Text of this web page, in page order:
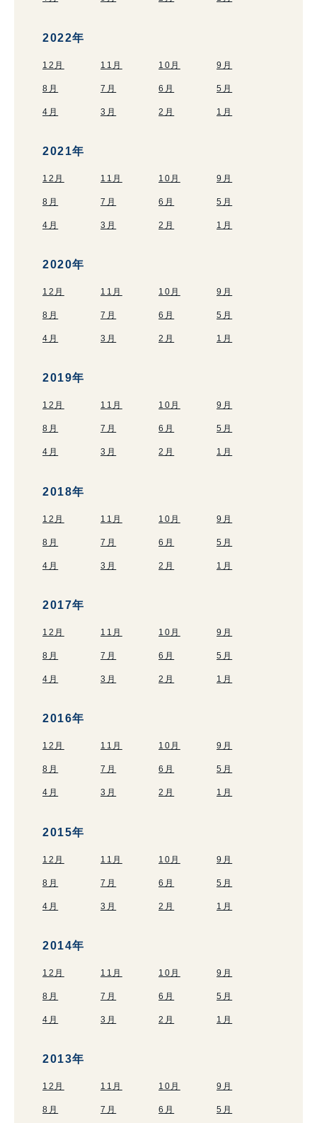
2022年
12月 11月 10月 9月
8月 7月 6月 5月
4月 3月 2月 1月
2021年
12月 11月 10月 9月
8月 7月 6月 5月
4月 3月 2月 1月
2020年
12月 11月 10月 9月
8月 7月 6月 5月
4月 3月 2月 1月
2019年
12月 11月 10月 9月
8月 7月 6月 5月
4月 3月 2月 1月
2018年
12月 11月 10月 9月
8月 7月 6月 5月
4月 3月 2月 1月
2017年
12月 11月 10月 9月
8月 7月 6月 5月
4月 3月 2月 1月
2016年
12月 11月 10月 9月
8月 7月 6月 5月
4月 3月 2月 1月
2015年
12月 11月 10月 9月
8月 7月 6月 5月
4月 3月 2月 1月
2014年
12月 11月 10月 9月
8月 7月 6月 5月
4月 3月 2月 1月
2013年
12月 11月 10月 9月
8月 7月 6月 5月